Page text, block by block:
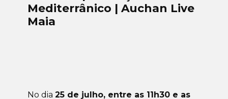
Mediterrânico | Auchan Live
Maia
No dia 25 de julho, entre as 11h30 e as